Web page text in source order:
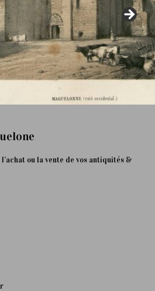
ou la vente de vos antiquités &